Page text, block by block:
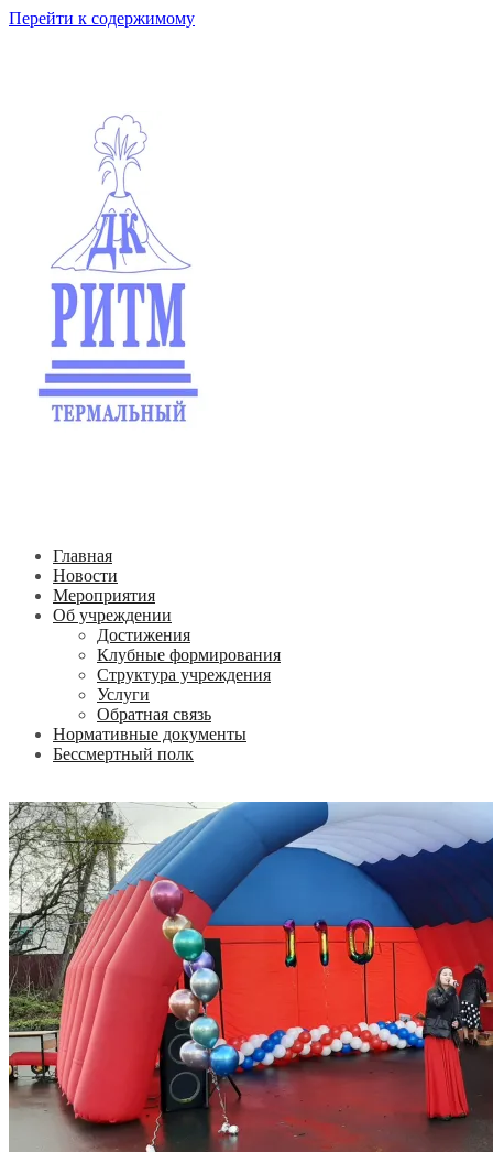
Перейти к содержимому
Главная
Новости
Мероприятия
Об учреждении
Достижения
Клубные формирования
Структура учреждения
Услуги
Обратная связь
Нормативные документы
Бессмертный полк